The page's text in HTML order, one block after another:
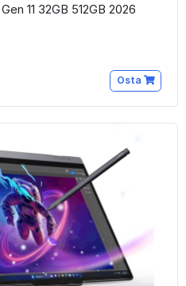
11 32GB 512GB 2026
Osta